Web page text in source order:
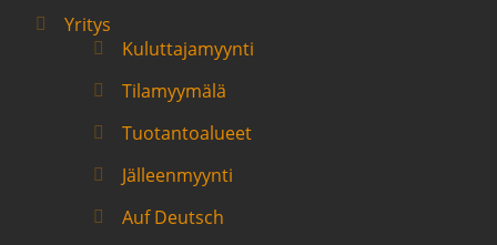
Yritys
Kuluttajamyynti
Tilamyymälä
Tuotantoalueet
Jälleenmyynti
Auf Deutsch